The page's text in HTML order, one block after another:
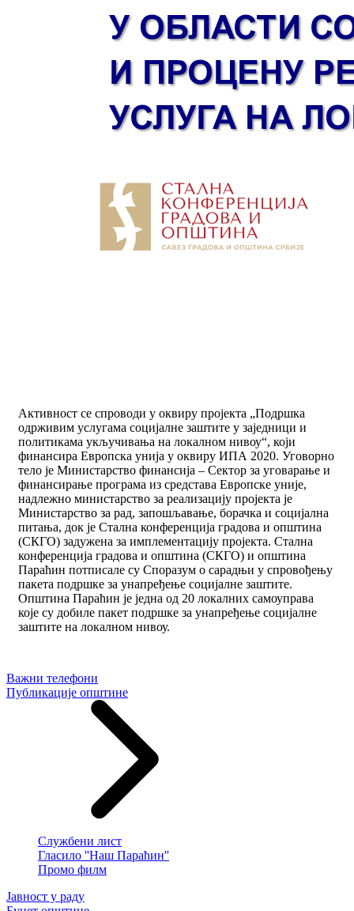
Активност се спроводи у оквиру пројекта „Подршка
одрживим услугама социјалне заштите у заједници и
политикама укључивања на локалном нивоу“, који
финансира Европска унија у оквиру ИПА 2020. Уговорно
тело је Министарство финансија – Сектор за уговарање и
финансирање програма из средстава Европске уније,
надлежно министарство за реализацију пројекта је
Министарство за рад, запошљавање, борачка и социјална
питања, док је Стална конференција градова и општина
(СКГО) задужена за имплементацију пројекта. Стална
конференција градова и општина (СКГО) и општина
Параћин потписале су Споразум о сарадњи у спровођењу
пакета подршке за унапређење социјалне заштите.
Општина Параћин је једна од 20 локалних самоуправа
које су добиле пакет подршке за унапређење социјалне
заштите на локалном нивоу.
Важни телефони
Публикације општине
Службени лист
Гласило ''Наш Параћин''
Промо филм
Јавност у раду